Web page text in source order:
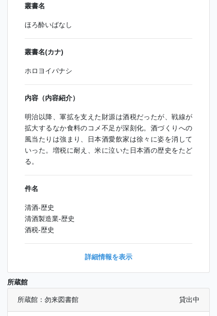
叢書名
ほろ酔いばなし
叢書名(カナ)
ホロヨイバナシ
内容（内容紹介）
明治以降、軍拡を支えた財源は酒税だったが、戦線が
拡大するなか食料のコメ不足が深刻化。酒づくりへの
風当たりは強まり、日本酒愛飲家は徐々に姿を消して
いった。増税に耐え、米に泣いた日本酒の歴史をたど
る。
件名
清酒-歴史
清酒製造業-歴史
酒税-歴史
詳細情報を表示
所蔵館
所蔵館：勿来図書館 貸出中